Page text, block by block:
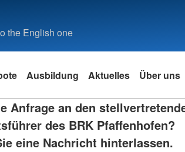
the English one
Ausbildung Aktuelles Über uns
Anfrage an den
des BRK Pfaffenhofen?
eine Nachricht hinterlassen.